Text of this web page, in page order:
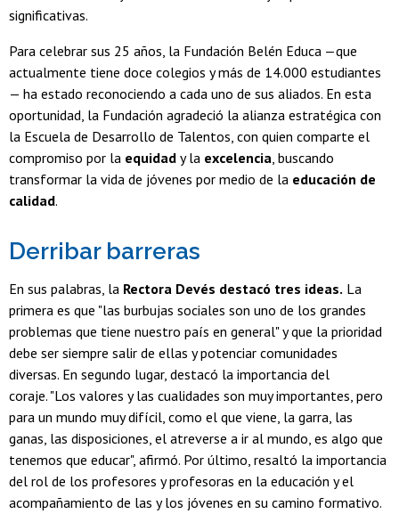
significativas.
Para celebrar sus 25 años, la Fundación Belén Educa —que
actualmente tiene doce colegios y más de 14.000 estudiantes
— ha estado reconociendo a cada uno de sus aliados. En esta
oportunidad, la Fundación agradeció la alianza estratégica con
la Escuela de Desarrollo de Talentos, con quien comparte el
compromiso por la equidad y la excelencia, buscando
transformar la vida de jóvenes por medio de la educación de
calidad.
Derribar barreras
En sus palabras, la Rectora Devés destacó tres ideas. La
primera es que "las burbujas sociales son uno de los grandes
problemas que tiene nuestro país en general" y que la prioridad
debe ser siempre salir de ellas y potenciar comunidades
diversas. En segundo lugar, destacó la importancia del
coraje. "Los valores y las cualidades son muy importantes, pero
para un mundo muy difícil, como el que viene, la garra, las
ganas, las disposiciones, el atreverse a ir al mundo, es algo que
tenemos que educar", afirmó. Por último, resaltó la importancia
del rol de los profesores y profesoras en la educación y el
acompañamiento de las y los jóvenes en su camino formativo.